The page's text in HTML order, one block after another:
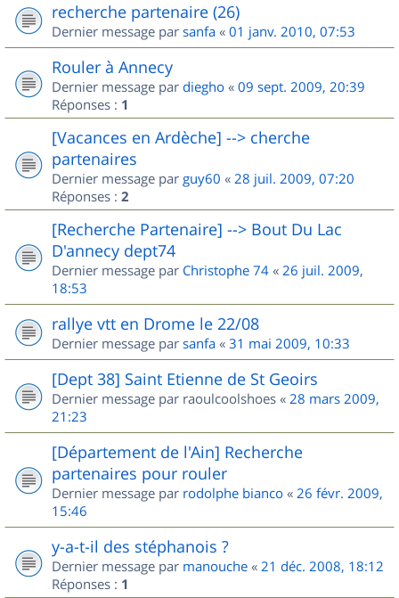
recherche partenaire (26)
Dernier message par sanfa « 01 janv. 2010, 07:53
Rouler à Annecy
Dernier message par diegho « 09 sept. 2009, 20:39
Réponses : 1
[Vacances en Ardèche] --> cherche
partenaires
Dernier message par guy60 « 28 juil. 2009, 07:20
Réponses : 2
[Recherche Partenaire] --> Bout Du Lac
D'annecy dept74
Dernier message par Christophe 74 « 26 juil. 2009,
18:53
rallye vtt en Drome le 22/08
Dernier message par sanfa « 31 mai 2009, 10:33
[Dept 38] Saint Etienne de St Geoirs
Dernier message par raoulcoolshoes « 28 mars 2009,
21:23
[Département de l'Ain] Recherche
partenaires pour rouler
Dernier message par rodolphe bianco « 26 févr. 2009,
15:46
y-a-t-il des stéphanois ?
Dernier message par manouche « 21 déc. 2008, 18:12
Réponses : 1